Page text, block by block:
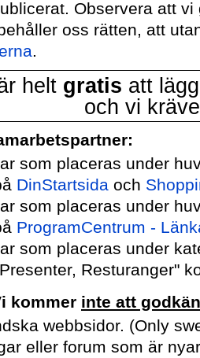
Observera att
oss rätten, att
.
helt gratis att
och vi
som placeras under
DinStartsida och
som placeras under
ProgramCentrum -
som placeras under
Resturanger"
kommer inte att
webbsidor. (Only
eller forum som är